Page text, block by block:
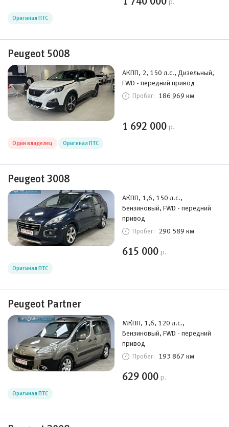
Оригинал ПТС
Peugeot 5008
АКПП, 2, 150 л.с., Дизельный,
FWD - передний привод
Пробег: 186 969 км
1 692 000 р.
Один владелец Оригинал ПТС
Peugeot 3008
АКПП, 1,6, 150 л.с.,
Бензиновый, FWD - передний
привод
Пробег: 290 589 км
615 000 р.
Оригинал ПТС
Peugeot Partner
МКПП, 1,6, 120 л.с.,
Бензиновый, FWD - передний
привод
Пробег: 193 867 км
629 000 р.
Оригинал ПТС